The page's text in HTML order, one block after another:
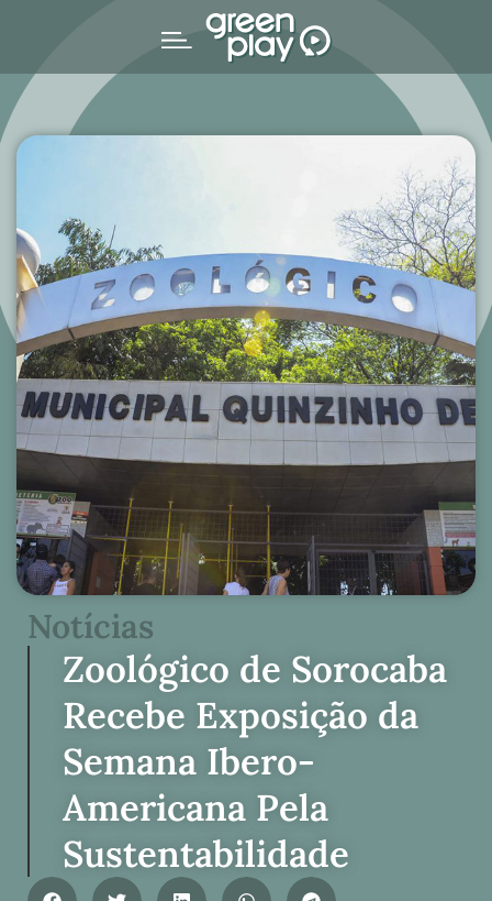
Notícias
Zoológico de Sorocaba
Recebe Exposição da
Semana Ibero-
Americana Pela
Sustentabilidade